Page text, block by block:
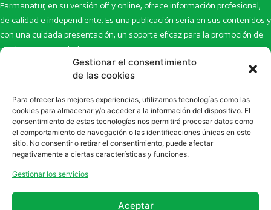
Gestionar el consentimiento
de las cookies
Para ofrecer las mejores experiencias, utilizamos tecnologías como las
cookies para almacenar y/o acceder a la información del dispositivo. El
consentimiento de estas tecnologías nos permitirá procesar datos como
el comportamiento de navegación o las identificaciones únicas en este
sitio. No consentir o retirar el consentimiento, puede afectar
negativamente a ciertas características y funciones.
Gestionar los servicios
Aceptar
Farmanatur, en su versión off y online, ofrece información profesional,
de calidad e independiente. Es una publicación seria en sus contenidos y
con una cuidada presentación, un soporte eficaz para la promoción de
productos y novedades.
Inicio
Newsletter
Eco Multimedia
Contacto
Artículos
Escaparate
Enlaces de interés
SUSCRÍBETE A NUESTRO NEWSLETTER
la sección deNewsletter